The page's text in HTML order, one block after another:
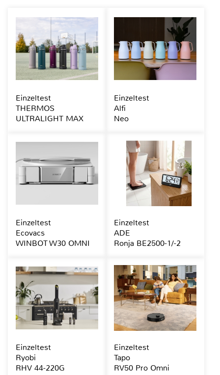
Einzeltest
THERMOS
ULTRALIGHT MAX
Einzeltest
Alfi
Neo
Einzeltest
Ecovacs
WINBOT W30 OMNI
Einzeltest
ADE
Ronja BE2500-1/-2
Einzeltest
Ryobi
RHV 44-220G
Einzeltest
Tapo
RV50 Pro Omni